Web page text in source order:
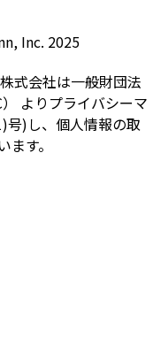
Inc. 2025
式会社は一般財団法
よりプライバシーマ
号)し、個人情報の取
す。